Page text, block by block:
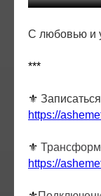
С любовью и
***
⚜️
https://
⚜️
https://